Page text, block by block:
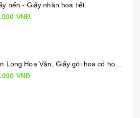
nến - Giấy nhăn họa tiết
VNĐ
VNĐ